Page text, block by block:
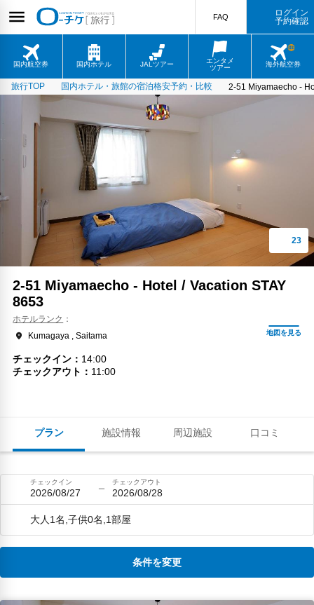
国内航空券 国内ホテル JALツアー
エンタメ
ツアー
海外航空券
FAQ
ログイン
予約確認
旅行TOP 国内ホテル・旅館の宿泊格安予約・比較 2-51 Miyamaecho -
プラン 施設情報 周辺施設 口コミ
2-51 Miyamaecho - Hotel / Vacation STAY
8653
ホテルランク
Kumagaya , Saitama
チェックイン
14:00
チェックアウト
11:00
チェックイン
2026/08/27
チェックアウト
2026/08/28
大人1名,子供0名,1部屋
条件を変更